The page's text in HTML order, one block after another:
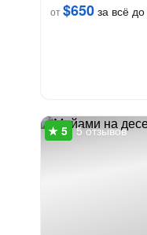
от$650 за всё
5 отзывов